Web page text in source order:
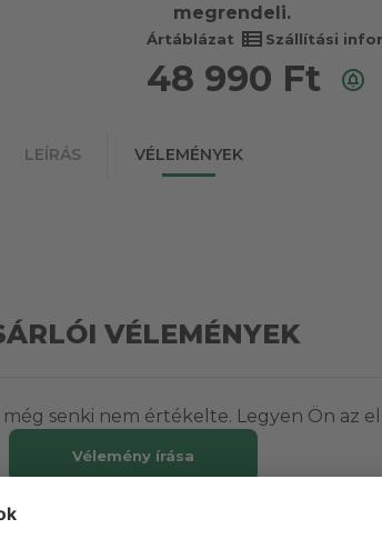
megrendeli.
Ártáblázat view_list Szállítási
48 990 Ft
LEÍRÁS VÉLEMÉNYEK
VÉLEMÉNYEK
senki nem értékelte. Legyen Ön az
Vélemény írása